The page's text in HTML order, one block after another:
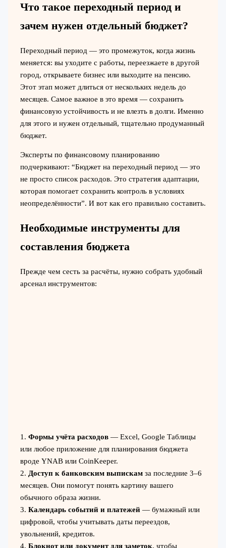
Что такое переходный период и
зачем нужен отдельный бюджет?
Переходный период — это промежуток, когда жизнь
меняется: вы уходите с работы, переезжаете в другой
город, открываете бизнес или выходите на пенсию.
Этот этап может длиться от нескольких недель до
месяцев. Самое важное в это время — сохранить
финансовую устойчивость и не влезть в долги. Именно
для этого и нужен отдельный, тщательно продуманный
бюджет.
Эксперты по финансовому планированию
подчеркивают: “Бюджет на переходный период — это
не просто список расходов. Это стратегия адаптации,
которая помогает сохранить контроль в условиях
неопределённости”. И вот как его правильно составить.
Необходимые инструменты для
составления бюджета
Прежде чем сесть за расчёты, нужно собрать удобный
арсенал инструментов:
1. Формы учёта расходов— Excel, Google Таблицы
или любое приложение для планирования бюджета
вроде YNAB или CoinKeeper.
2. Доступ к банковским выпискамза последние 3–6
месяцев. Они помогут понять картину вашего
обычного образа жизни.
3. Календарь событий и платежей— бумажный или
цифровой, чтобы учитывать даты переездов,
увольнений, кредитов.
4. Блокнот или документ для заметок, чтобы